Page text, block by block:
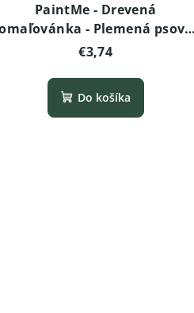
PaintMe - Drevená
- Plemená psov -
Nemecký ovčiak
€3,74
Do košíka